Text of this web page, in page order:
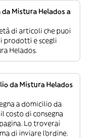
Mistura Helados a
di articoli che puoi
prodotti e scegli
Helados.
da Mistura Helados
a domicilio da
costo di consegna
Lo troverai
di inviare l’ordine.